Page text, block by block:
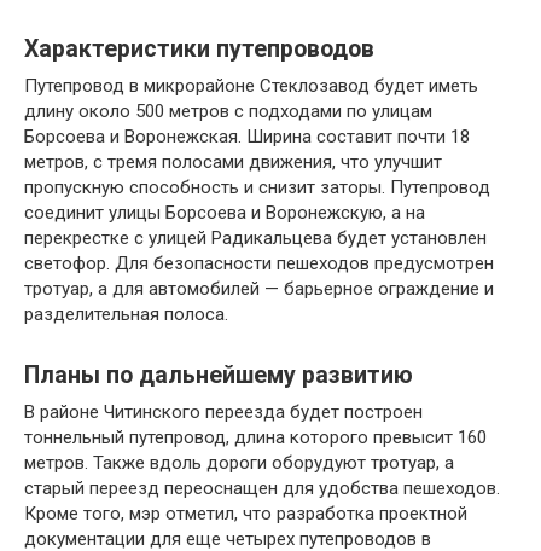
Характеристики путепроводов
Путепровод в микрорайоне Стеклозавод будет иметь
длину около 500 метров с подходами по улицам
Борсоева и Воронежская. Ширина составит почти 18
метров, с тремя полосами движения, что улучшит
пропускную способность и снизит заторы. Путепровод
соединит улицы Борсоева и Воронежскую, а на
перекрестке с улицей Радикальцева будет установлен
светофор. Для безопасности пешеходов предусмотрен
тротуар, а для автомобилей — барьерное ограждение и
разделительная полоса.
Планы по дальнейшему развитию
В районе Читинского переезда будет построен
тоннельный путепровод, длина которого превысит 160
метров. Также вдоль дороги оборудуют тротуар, а
старый переезд переоснащен для удобства пешеходов.
Кроме того, мэр отметил, что разработка проектной
документации для еще четырех путепроводов в